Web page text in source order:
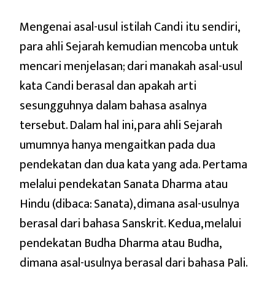
Mengenai asal-usul istilah Candi itu sendiri,
para ahli Sejarah kemudian mencoba untuk
mencari menjelasan; dari manakah asal-usul
kata Candi berasal dan apakah arti
sesungguhnya dalam bahasa asalnya
tersebut. Dalam hal ini, para ahli Sejarah
umumnya hanya mengaitkan pada dua
pendekatan dan dua kata yang ada. Pertama
melalui pendekatan Sanata Dharma atau
Hindu (dibaca: Sanata), dimana asal-usulnya
berasal dari bahasa Sanskrit. Kedua, melalui
pendekatan Budha Dharma atau Budha,
dimana asal-usulnya berasal dari bahasa Pali.